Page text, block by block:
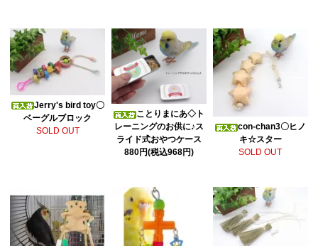
Jerry's bird toy〇
ベーグルブロック
SOLD OUT
ことりまにあ◇ト
レーニングのお供に♪ス
ライド式おやつケース
880円(税込968円)
con-chan3〇ヒノ
キ☆スター
SOLD OUT